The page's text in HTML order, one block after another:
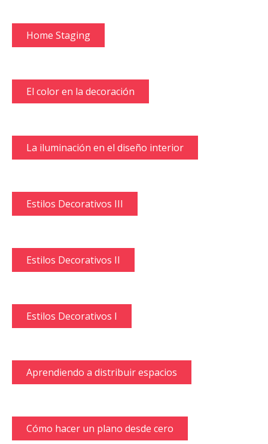
Home Staging
El color en la decoración
La iluminación en el diseño interior
Estilos Decorativos III
Estilos Decorativos II
Estilos Decorativos I
Aprendiendo a distribuir espacios
Cómo hacer un plano desde cero